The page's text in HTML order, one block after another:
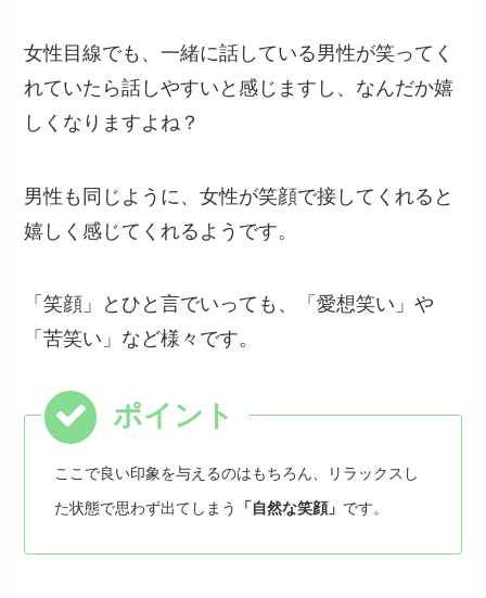
女性目線でも、一緒に話している男性が笑ってく
れていたら話しやすいと感じますし、なんだか嬉
しくなりますよね？
男性も同じように、女性が笑顔で接してくれると
嬉しく感じてくれるようです。
「笑顔」とひと言でいっても、「愛想笑い」や
「苦笑い」など様々です。
ここで良い印象を与えるのはもちろん、リラックスし
た状態で思わず出てしまう
「自然な笑顔」 です。